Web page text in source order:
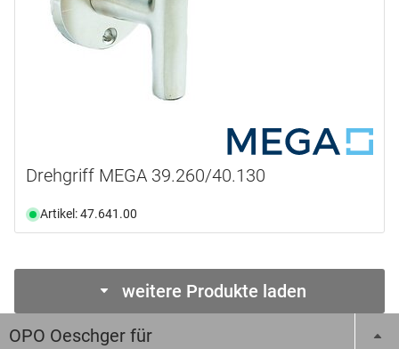
Drehgriff MEGA 39.260/40.130
Artikel: 47.641.00
weitere Produkte laden
OPO Oeschger für